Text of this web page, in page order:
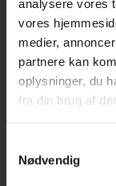
analysere vores
vores
medier,
partnere kan
oplysninger, du
fra din brug af
Nødvendig
UDSOLGT